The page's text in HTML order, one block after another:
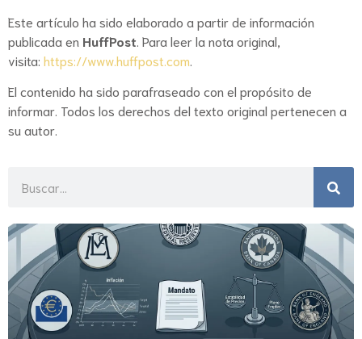
Este artículo ha sido elaborado a partir de información
publicada en HuffPost . Para leer la nota original,
visita: https://www.huffpost.com
El contenido ha sido parafraseado con el propósito de
informar. Todos los derechos del texto original pertenecen a
su autor.